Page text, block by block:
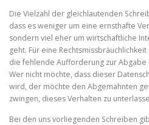
Die Vielzahl der gleichlautenden
dass es weniger um eine ernsthafte
sondern viel eher um wirtschaftliche
geht. Für eine
die fehlende Aufforderung zur Abgabe
Wer nicht möchte, dass dieser
wird, der möchte den Abgemahnten
zwingen, dieses Verhalten zu
Bei den uns vorliegenden Schreiben